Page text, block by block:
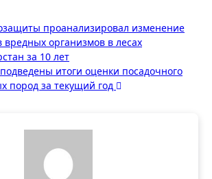
проанализировал изменение
вредных организмов в лесах
за 10 лет
итоги оценки посадочного
пород за текущий год